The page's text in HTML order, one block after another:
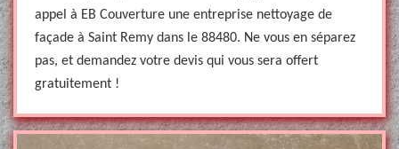
appel à EB Couverture une entreprise nettoyage de
façade à Saint Remy dans le 88480. Ne vous en séparez
pas, et demandez votre devis qui vous sera offert
gratuitement !